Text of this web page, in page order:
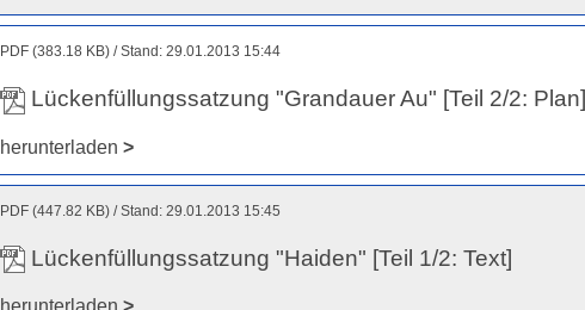
PDF (383.18 KB) Stand: 29.01.2013 15:44
Lückenfüllungssatzung "Grandauer Au" [Teil 2/2: Plan]
herunterladen >
PDF (447.82 KB) Stand: 29.01.2013 15:45
Lückenfüllungssatzung "Haiden" [Teil 1/2: Text]
herunterladen >